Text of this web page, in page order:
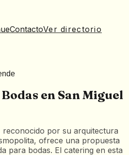
ContactoVer directorio
en San Miguel
reconocido por su arquitectura
ofrece una propuesta
para bodas. El catering en esta